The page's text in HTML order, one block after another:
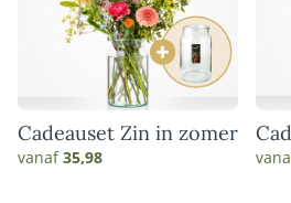
Cadeauset Zin in zomer
vanaf35,98